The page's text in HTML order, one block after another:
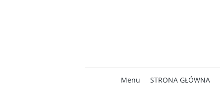
Menu STRONA GŁÓWNA